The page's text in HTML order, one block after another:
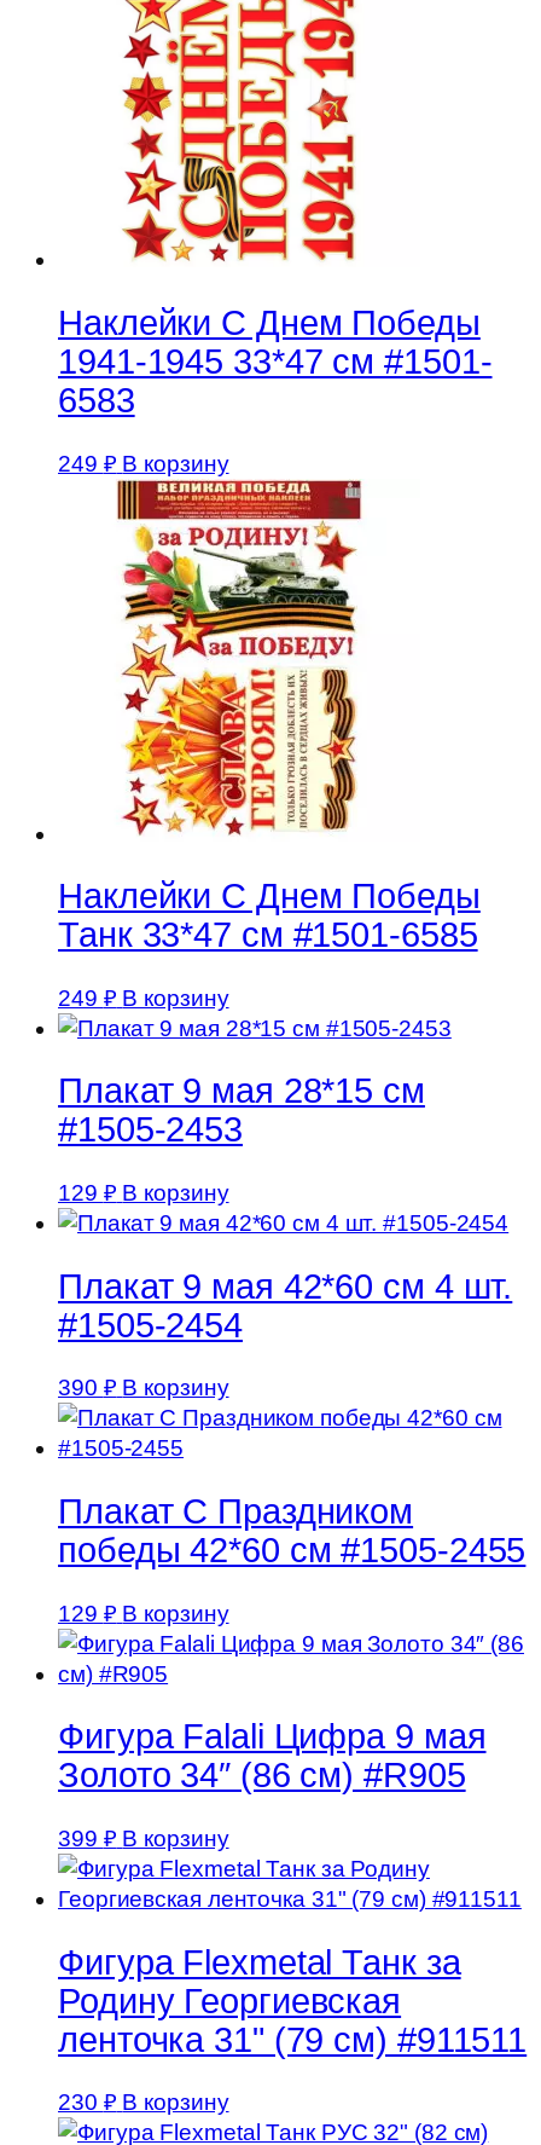
Наклейки С Днем Победы
1941-1945 33*47 см #1501-
6583
249 ₽ В корзину
Наклейки С Днем Победы
Танк 33*47 см #1501-6585
249 ₽ В корзину
Плакат 9 мая 28*15 см
#1505-2453
129 ₽ В корзину
Плакат 9 мая 42*60 см 4 шт.
#1505-2454
390 ₽ В корзину
Плакат С Праздником
победы 42*60 см #1505-2455
129 ₽ В корзину
Фигура Falali Цифра 9 мая
Золото 34″ (86 см) #R905
399 ₽ В корзину
Фигура Flexmetal Танк за
Родину Георгиевская
ленточка 31" (79 см) #911511
230 ₽ В корзину